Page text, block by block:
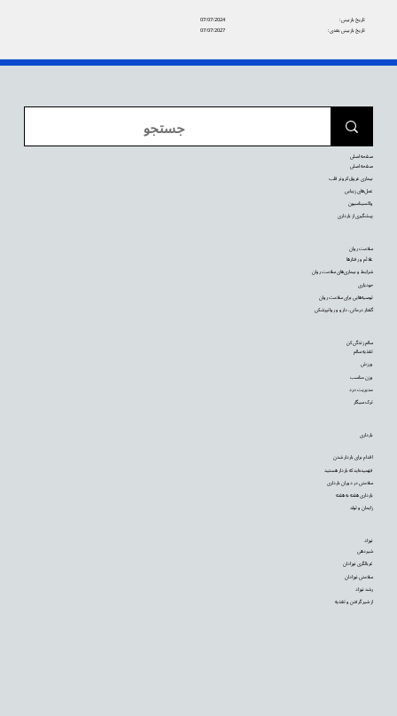
07/07/2024
تاریخ بازبینی:
07/07/2027
تاریخ بازبینی بعدی:
نوزاد
شیردهی
غربالگری نوزادان
سلامتی نوزادان
رشد نوزاد
از شیر گرفتن و تغذیه
بارداری
اقدام برای باردار شدن
فهمیده‌اید که باردار هستید
سلامتی در دوران بارداری
بارداری هفته به هفته
زایمان و تولد
سالم زندگی کن
تغذیه سالم
ورزش
وزن مناسب
مدیریت درد
ترک سیگار
سلامت روان
علائم و رفتارها
شرایط و بیماری‌های سلامت روان
خودیاری
توصیه‌‌هایی برای سلامت روان
گفتار درمانی، دارو و روانپزشکی
صفحه اصلی
صفحه اصلی
بیماری عروق کرونر قلب
عمل‌های زیبایی
واکسیناسیون
پیشگیری از بارداری